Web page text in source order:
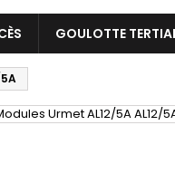
GOULOTTE